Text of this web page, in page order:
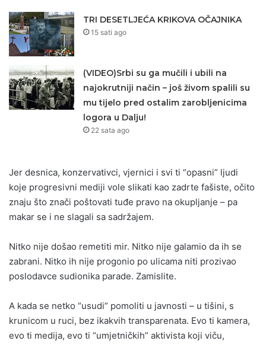
TRI DESETLJEĆA KRIKOVA OČAJNIKA
15 sati ago
(VIDEO)Srbi su ga mučili i ubili na
najokrutniji način – još živom spalili su
mu tijelo pred ostalim zarobljenicima
logora u Dalju!
22 sata ago
Jer desnica, konzervativci, vjernici i svi ti “opasni” ljudi
koje progresivni mediji vole slikati kao zadrte fašiste, očito
znaju što znači poštovati tuđe pravo na okupljanje – pa
makar se i ne slagali sa sadržajem.
Nitko nije došao remetiti mir. Nitko nije galamio da ih se
zabrani. Nitko ih nije progonio po ulicama niti prozivao
poslodavce sudionika parade. Zamislite.
A kada se netko “usudi” pomoliti u javnosti – u tišini, s
krunicom u ruci, bez ikakvih transparenata. Evo ti kamera,
evo ti medija, evo ti “umjetničkih” aktivista koji viču,